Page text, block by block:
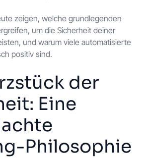
zeigen, welche grundlegenden
um die Sicherheit deiner
und warum viele automatisierte
positiv sind.
der
Eine
Philosophie